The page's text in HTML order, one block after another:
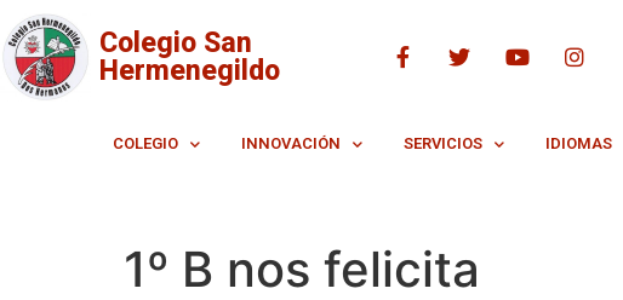
Colegio San
Hermenegildo
COLEGIO INNOVACIÓN SERVICIOS IDIOMAS
1º B nos felicita